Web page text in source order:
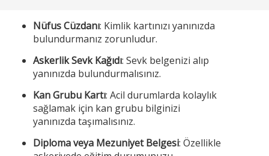
Nüfus Cüzdanı: Kimlik kartınızı yanınızda
bulundurmanız zorunludur.
Askerlik Sevk Kağıdı: Sevk belgenizi alıp
yanınızda bulundurmalısınız.
Kan Grubu Kartı: Acil durumlarda kolaylık
sağlamak için kan grubu bilginizi
yanınızda taşımalısınız.
Diploma veya Mezuniyet Belgesi: Özellikle